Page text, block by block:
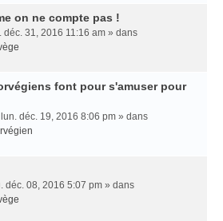
on ne compte pas !
déc. 31, 2016 11:16 am » dans
font pour s'amuser pour
déc. 19, 2016 8:06 pm » dans
déc. 08, 2016 5:07 pm » dans